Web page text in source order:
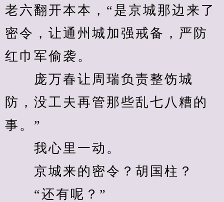
老六翻开本本，“是京城那边来了
密令，让通州城加强戒备，严防
红巾军偷袭。
庞万春让周瑞负责整饬城
防，没工夫再管那些乱七八糟的
事。”
我心里一动。
京城来的密令？胡国柱？
“还有呢？”